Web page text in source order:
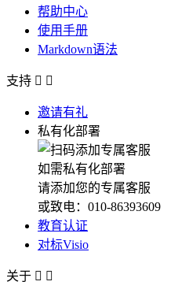
帮助中心
使用手册
Markdown语法
支持  
邀请有礼
私有化部署
如需私有化部署
请添加您的专属客服
或致电：010-86393609
教育认证
对标Visio
关于  